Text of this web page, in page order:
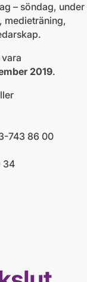
– söndag, under
medieträning,
2019.
743 86 00
34